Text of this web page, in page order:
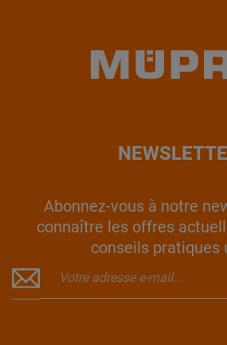
Abonnez-vous à notre
connaître les offres
conseils pratiques